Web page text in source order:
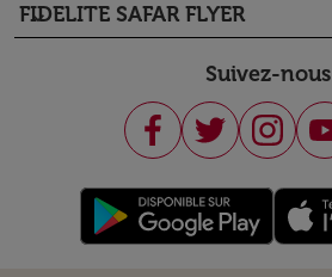
FIDELITE SAFAR FLYER
keyboard_arrow_down
Suivez-nous